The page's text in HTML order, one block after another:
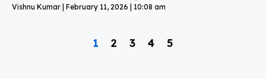
Vishnu Kumar February 11, 2026 10:08 am
1 2 3 4 5